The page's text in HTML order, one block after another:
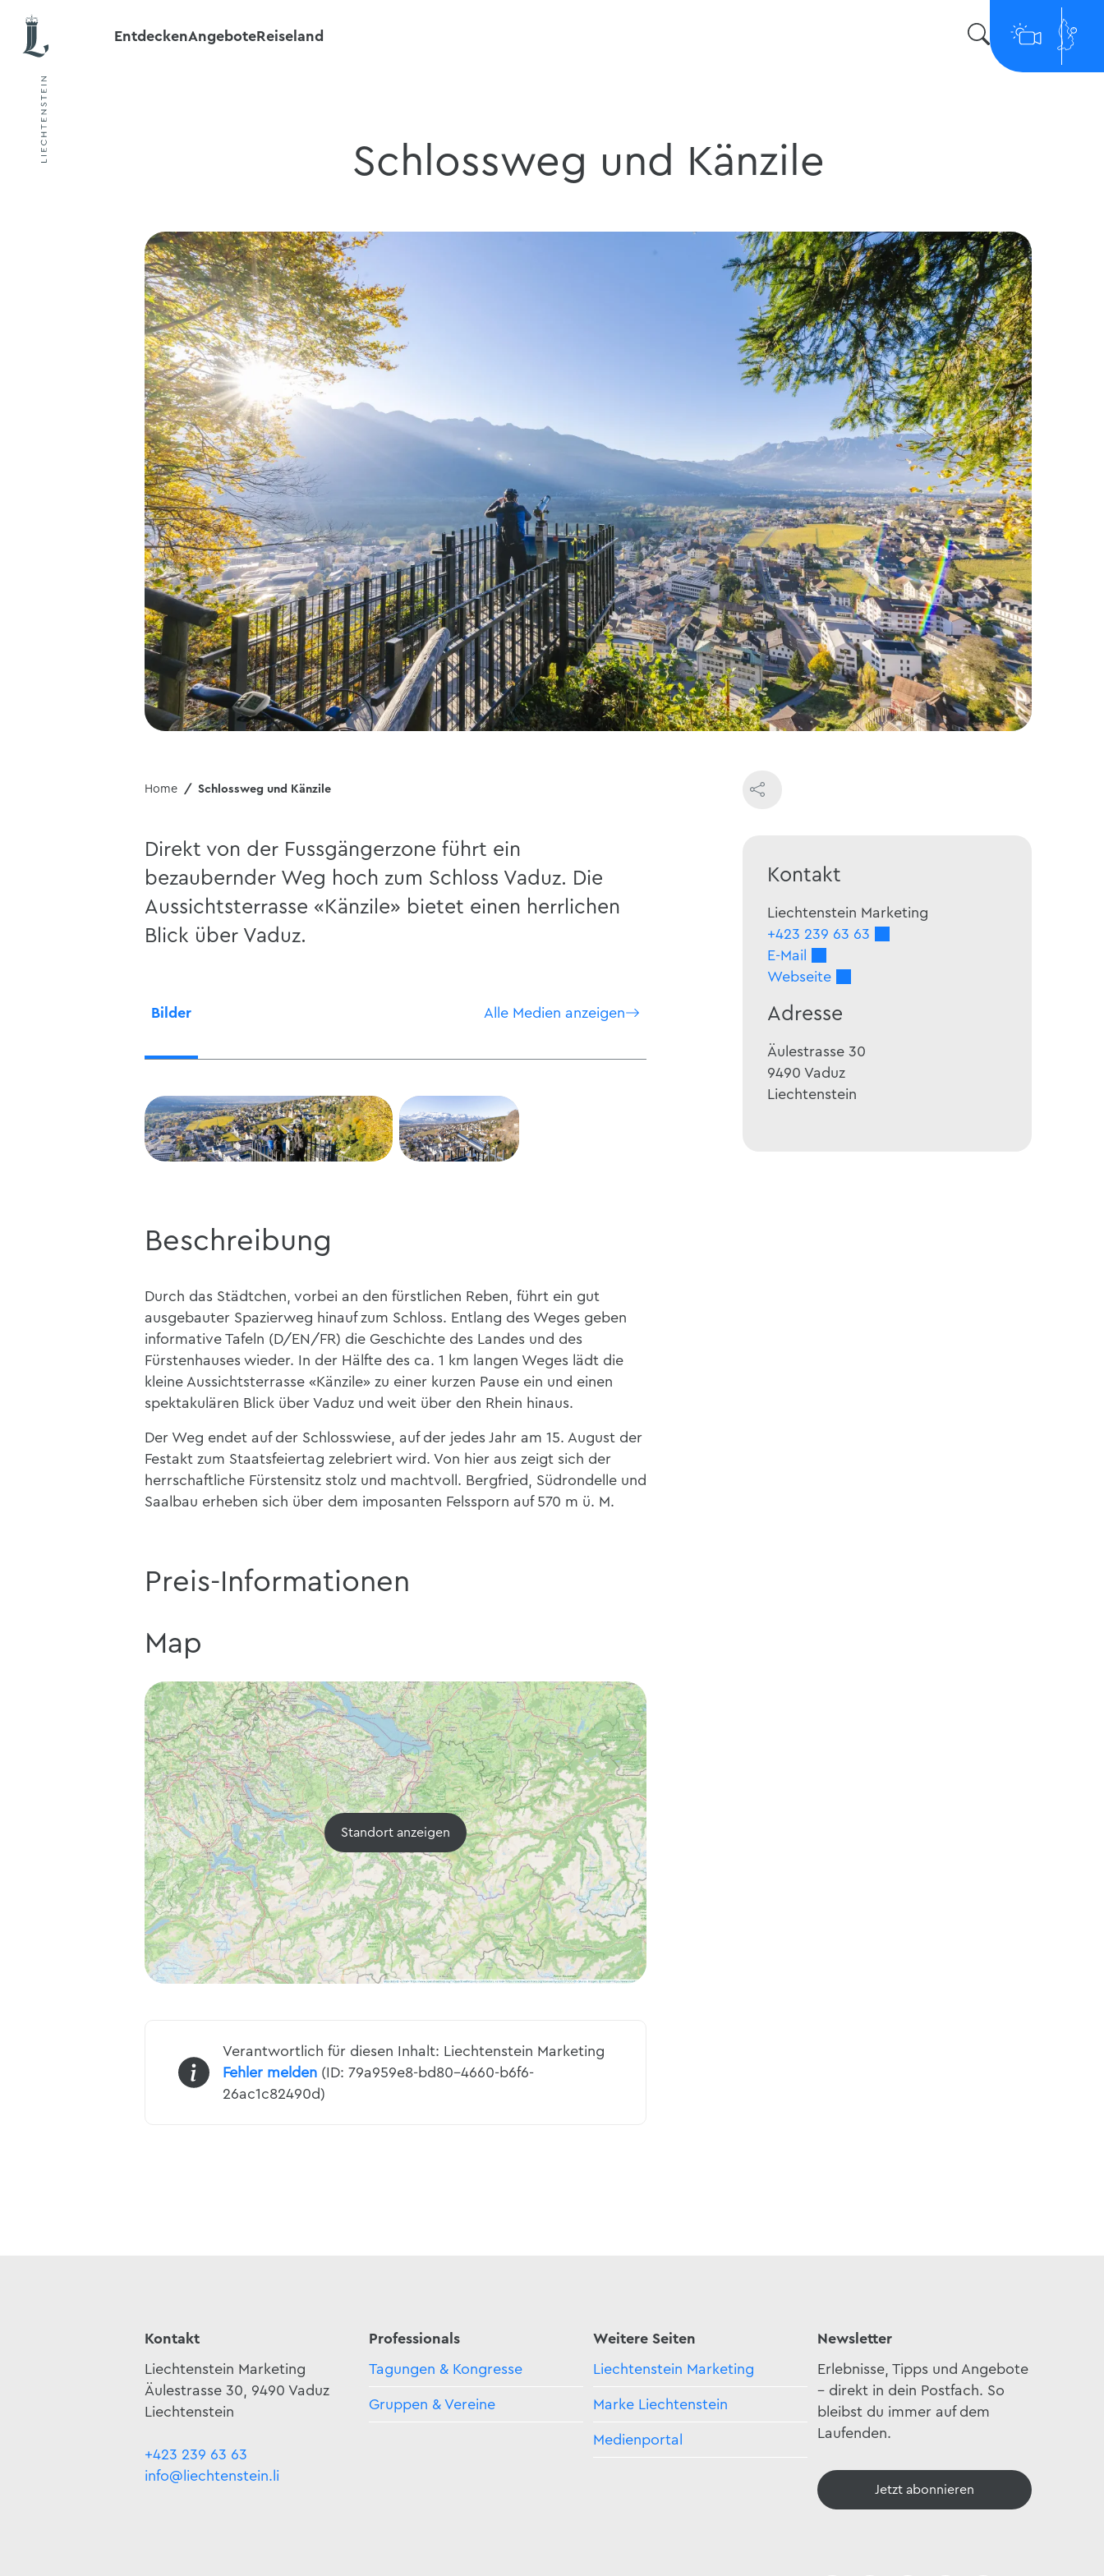
EntdeckenAngeboteReiseland
Schlossweg und Känzile
Home Schlossweg und Känzile
Direkt von der Fussgängerzone führt ein
bezaubernder Weg hoch zum Schloss Vaduz. Die
Aussichtsterrasse «Känzile» bietet einen herrlichen
Blick über Vaduz.
Bilder Alle Medien anzeigen
Beschreibung
Durch das Städtchen, vorbei an den fürstlichen Reben, führt ein gut
ausgebauter Spazierweg hinauf zum Schloss. Entlang des Weges geben
informative Tafeln (D/EN/FR) die Geschichte des Landes und des
Fürstenhauses wieder. In der Hälfte des ca. 1 km langen Weges lädt die
kleine Aussichtsterrasse «Känzile» zu einer kurzen Pause ein und einen
spektakulären Blick über Vaduz und weit über den Rhein hinaus.
Der Weg endet auf der Schlosswiese, auf der jedes Jahr am 15. August der
Festakt zum Staatsfeiertag zelebriert wird. Von hier aus zeigt sich der
herrschaftliche Fürstensitz stolz und machtvoll. Bergfried, Südrondelle und
Saalbau erheben sich über dem imposanten Felssporn auf 570 m ü. M.
Preis-Informationen
Map
Standort anzeigen
Verantwortlich für diesen Inhalt: Liechtenstein Marketing
Fehler melden(ID: 79a959e8-bd80-4660-b6f6-
26ac1c82490d)
Kontakt
Liechtenstein Marketing
+423 239 63 63
E-Mail
Webseite
Adresse
Äulestrasse 30
9490 Vaduz
Liechtenstein
Kontakt
Liechtenstein Marketing
Äulestrasse 30, 9490 Vaduz
Liechtenstein
+423 239 63 63
info@liechtenstein.li
Professionals
Tagungen & Kongresse
Gruppen & Vereine
Weitere Seiten
Liechtenstein Marketing
Marke Liechtenstein
Medienportal
Newsletter
Erlebnisse, Tipps und Angebote
– direkt in dein Postfach. So
bleibst du immer auf dem
Laufenden.
Jetzt abonnieren